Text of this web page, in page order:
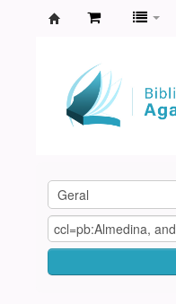
Agamenon
Magalhães